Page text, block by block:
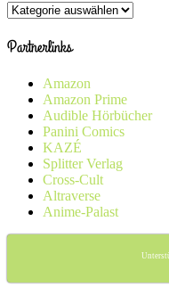
Kategorien
Partnerlinks
Amazon
Amazon Prime
Audible Hörbücher
Panini Comics
KAZÉ
Splitter Verlag
Cross-Cult
Altraverse
Anime-Palast